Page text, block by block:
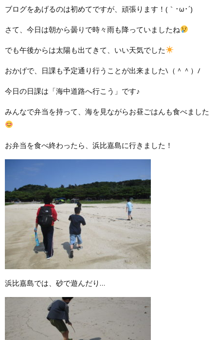
ブログをあげるのは初めてですが、頑張ります！(｀･ω･´)ゞ
さて、今日は朝から曇りで時々雨も降っていましたね
でも午後からは太陽も出てきて、いい天気でした
おかげで、日課も予定通り行うことが出来ました\（＾＾）/
今日の日課は「海中道路へ行こう」です♪
みんなで弁当を持って、海を見ながらお昼ごはんも食べました
お弁当を食べ終わったら、浜比嘉島に行きました！
浜比嘉島では、砂で遊んだり…